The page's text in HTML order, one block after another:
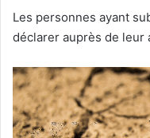
Les personnes ayant
déclarer auprès de leur